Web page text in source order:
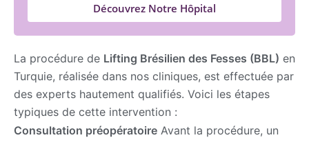
La procédure de Lifting Brésilien des Fesses (BBL) en
Turquie, réalisée dans nos cliniques, est effectuée par
des experts hautement qualifiés. Voici les étapes
typiques de cette intervention :
Consultation préopératoire Avant la procédure, un
Découvrez Notre Hôpital